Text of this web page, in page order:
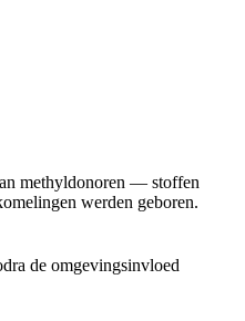
methyldonoren — stoffen
werden geboren.
de omgevingsinvloed